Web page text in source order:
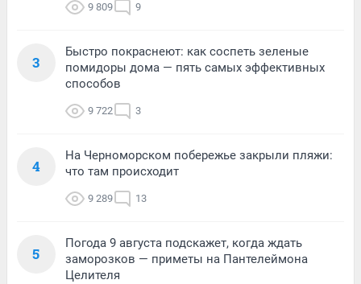
9 809 9
3
Быстро покраснеют: как соспеть зеленые
помидоры дома — пять самых эффективных
способов
9 722 3
4
На Черноморском побережье закрыли пляжи:
что там происходит
9 289 13
5
Погода 9 августа подскажет, когда ждать
заморозков — приметы на Пантелеймона
Целителя